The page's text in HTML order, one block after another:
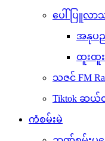
ပေါ်ပြူလာသ
အနုပည
ထူးထူးခ
သဇင် FM
Tiktok ဆယ်
ကံစမ်းမဲ